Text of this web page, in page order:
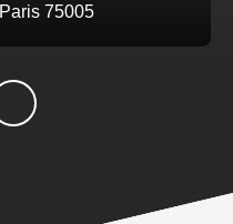
Paris 75005